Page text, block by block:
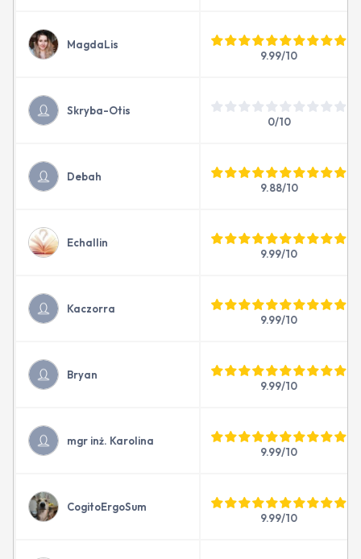
MagdaLis
9.99/10
Skryba-Otis
0/10
Debah
9.88/10
Echallin
9.99/10
Kaczorra
9.99/10
Bryan
9.99/10
mgr inż. Karolina
9.99/10
CogitoErgoSum
9.99/10